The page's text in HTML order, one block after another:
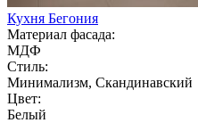
Кухня Бегония
Материал фасада:
МДФ
Стиль:
Минимализм, Скандинавский
Цвет:
Белый